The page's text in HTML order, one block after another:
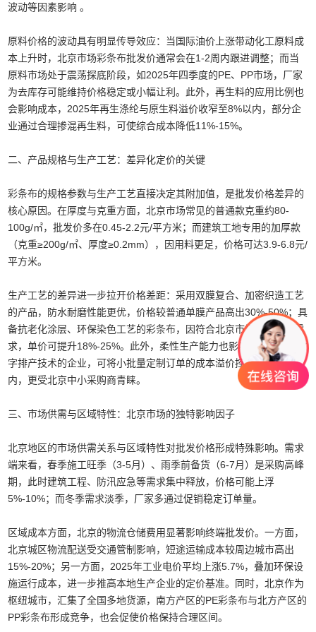
波动等因素影响 。
原料价格的波动具有明显传导效应：当国际油价上涨带动化工原料成
本上升时，北京市场彩条布批发价通常会在1-2周内跟进调整；而当
原料市场处于震荡探底阶段，如2025年四季度的PE、PP市场，厂家
为去库存可能维持价格稳定或小幅让利。此外，再生料的应用比例也
会影响成本，2025年再生涤纶与原生料溢价收窄至8%以内，部分企
业通过合理掺混再生料，可使综合成本降低11%-15%。
二、产品规格与生产工艺：差异化定价的关键
彩条布的规格参数与生产工艺直接决定其附加值，是批发价格差异的
核心原因。在厚度与克重方面，北京市场常见的普通款克重约80-
100g/㎡，批发价多在0.45-2.2元/平方米；而建筑工地专用的加厚款
（克重≥200g/㎡、厚度≥0.2mm），因用料更足，价格可达3.9-6.8元/
平方米。
生产工艺的差异进一步拉开价格差距：采用双膜复合、加密织造工艺
的产品，防水耐磨性能更优，价格较普通单膜产品高出30%-50%；具
备抗老化涂层、环保染色工艺的彩条布，因符合北京市场绿色采购需
求，单价可提升18%-25%。此外，柔性生产能力也影响定价，具备数
字排产技术的企业，可将小批量定制订单的成本溢价控制在4.2%以
内，更受北京中小采购商青睐。
三、市场供需与区域特性：北京市场的独特影响因子
北京地区的市场供需关系与区域特性对批发价格形成特殊影响。需求
端来看，春季施工旺季（3-5月）、雨季前备货（6-7月）是采购高峰
期，此时建筑工程、防汛应急等需求集中释放，价格可能上浮
5%-10%；而冬季需求淡季，厂家多通过促销稳定订单量。
区域成本方面，北京的物流仓储费用显著影响终端批发价。一方面，
北京城区物流配送受交通管制影响，短途运输成本较周边城市高出
15%-20%；另一方面，2025年工业电价平均上涨5.7%，叠加环保设
施运行成本，进一步推高本地生产企业的定价基准。同时，北京作为
枢纽城市，汇集了全国多地货源，南方产区的PE彩条布与北方产区的
PP彩条布形成竞争，也会促使价格保持合理区间。